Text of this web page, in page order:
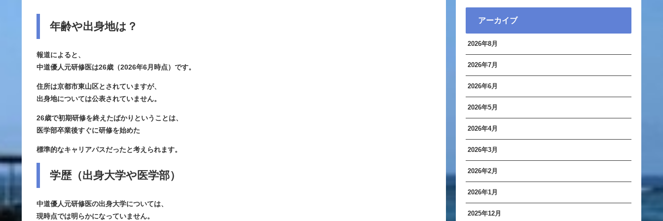
年齢や出身地は？
報道によると、
中道優人元研修医は26歳 （2026年6月時点）です。
住所は京都市東山区とされていますが、
出身地については公表されていません。
26歳で初期研修を終えたばかりということは、
医学部卒業後すぐに研修を始めた
標準的なキャリアパスだったと考えられます。
学歴（出身大学や医学部）
中道優人元研修医の出身大学については、
現時点では明らかになっていません。
アーカイブ
2026年8月
2026年7月
2026年6月
2026年5月
2026年4月
2026年3月
2026年2月
2026年1月
2025年12月